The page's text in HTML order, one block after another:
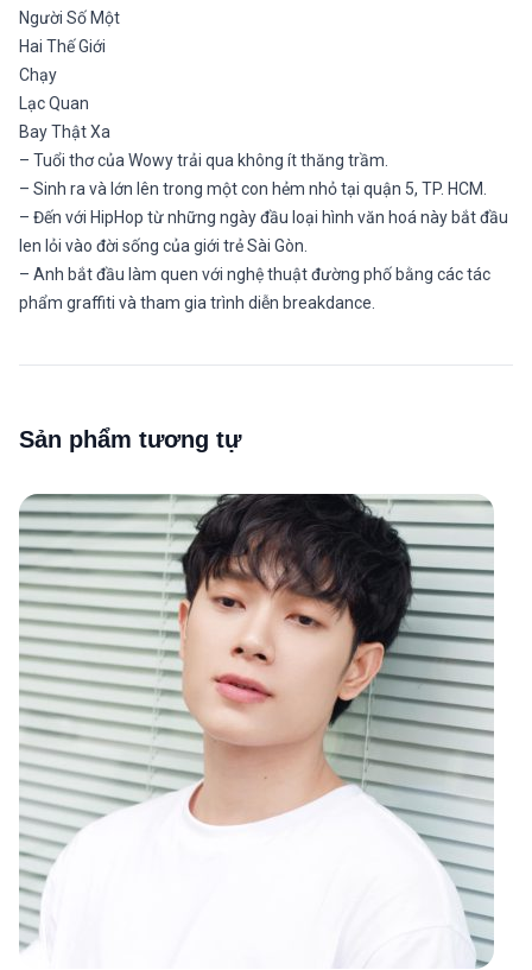
Người Số Một
Hai Thế Giới
Chạy
Lạc Quan
Bay Thật Xa
– Tuổi thơ của Wowy trải qua không ít thăng trầm.
– Sinh ra và lớn lên trong một con hẻm nhỏ tại quận 5, TP. HCM.
– Đến với HipHop từ những ngày đầu loại hình văn hoá này bắt đầu
len lỏi vào đời sống của giới trẻ Sài Gòn.
– Anh bắt đầu làm quen với nghệ thuật đường phố bằng các tác
phẩm graffiti và tham gia trình diễn breakdance.
Sản phẩm tương tự